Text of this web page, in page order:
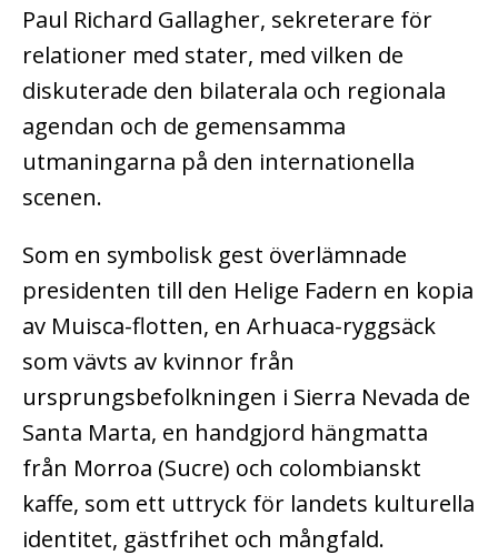
Paul Richard Gallagher, sekreterare för
relationer med stater, med vilken de
diskuterade den bilaterala och regionala
agendan och de gemensamma
utmaningarna på den internationella
scenen.
Som en symbolisk gest överlämnade
presidenten till den Helige Fadern en kopia
av Muisca-flotten, en Arhuaca-ryggsäck
som vävts av kvinnor från
ursprungsbefolkningen i Sierra Nevada de
Santa Marta, en handgjord hängmatta
från Morroa (Sucre) och colombianskt
kaffe, som ett uttryck för landets kulturella
identitet, gästfrihet och mångfald.